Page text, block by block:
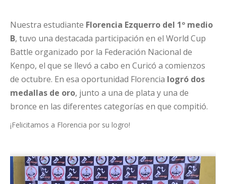
Nuestra estudiante Florencia Ezquerro del 1º medio
B, tuvo una destacada participación en el World Cup
Battle organizado por la Federación Nacional de
Kenpo, el que se llevó a cabo en Curicó a comienzos
de octubre. En esa oportunidad Florencia logró dos
medallas de oro, junto a una de plata y una de
bronce en las diferentes categorías en que compitió.
¡Felicitamos a Florencia por su logro!